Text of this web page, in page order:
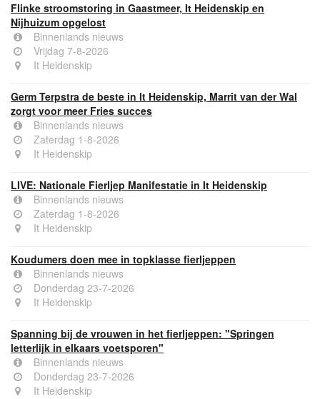
Flinke stroomstoring in Gaastmeer, It Heidenskip en
Nijhuizum opgelost
Binnenlands nieuws
Vrijdag 7-8-2026
It Heidenskip
Germ Terpstra de beste in It Heidenskip, Marrit van der Wal
zorgt voor meer Fries succes
Binnenlands nieuws
Zaterdag 1-8-2026
It Heidenskip
LIVE: Nationale Fierljep Manifestatie in It Heidenskip
Binnenlands nieuws
Zaterdag 1-8-2026
It Heidenskip
Koudumers doen mee in topklasse fierljeppen
Binnenlands nieuws
Donderdag 23-7-2026
It Heidenskip
Spanning bij de vrouwen in het fierljeppen: "Springen
letterlijk in elkaars voetsporen"
Binnenlands nieuws
Donderdag 23-7-2026
It Heidenskip